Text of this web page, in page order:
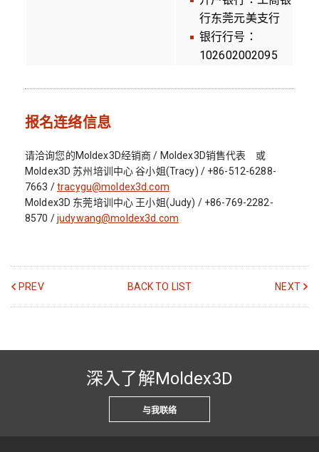
行东莞元美支行
银行行号：
102602002095
报名连络信息
请洽询您的Moldex3D经销商 / Moldex3D销售代表 或
Moldex3D 苏州培训中心 谷小姐(Tracy) / +86-512-6288-
7663 /tracygu@moldex3d.com
Moldex3D 东莞培训中心 王小姐(Judy) / +86-769-2282-
8570 /judywang@moldex3d.com
PREV BACK TO LIST NEXT
深入了解Moldex3D
与我联络